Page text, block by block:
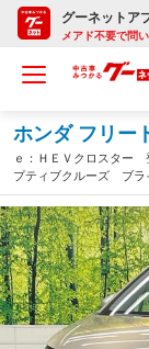
グーネットア
メアド不要で問
ホンダ フリー
ｅ：ＨＥＶクロスタ
プティブクルーズ ブ
シートヒーター バッ
ッド＆フォグ オートハ